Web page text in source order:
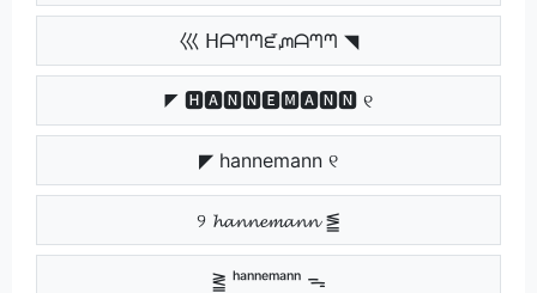
巛 ᕼᗩᘉᘉᘿᘻᗩᘉᘉ ◥
◤ 🅷🅰🅽🅽🅴🅼🅰🅽🅽 ୧
◤ hannemann ୧
୨ 𝓱𝓪𝓷𝓷𝓮𝓶𝓪𝓷𝓷 ⪑
⪒ ʰᵃⁿⁿᵉᵐᵃⁿⁿ ᯓ